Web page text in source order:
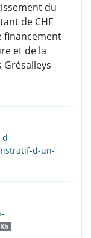
du
de CHF
financement
et de la
d-
d-un-